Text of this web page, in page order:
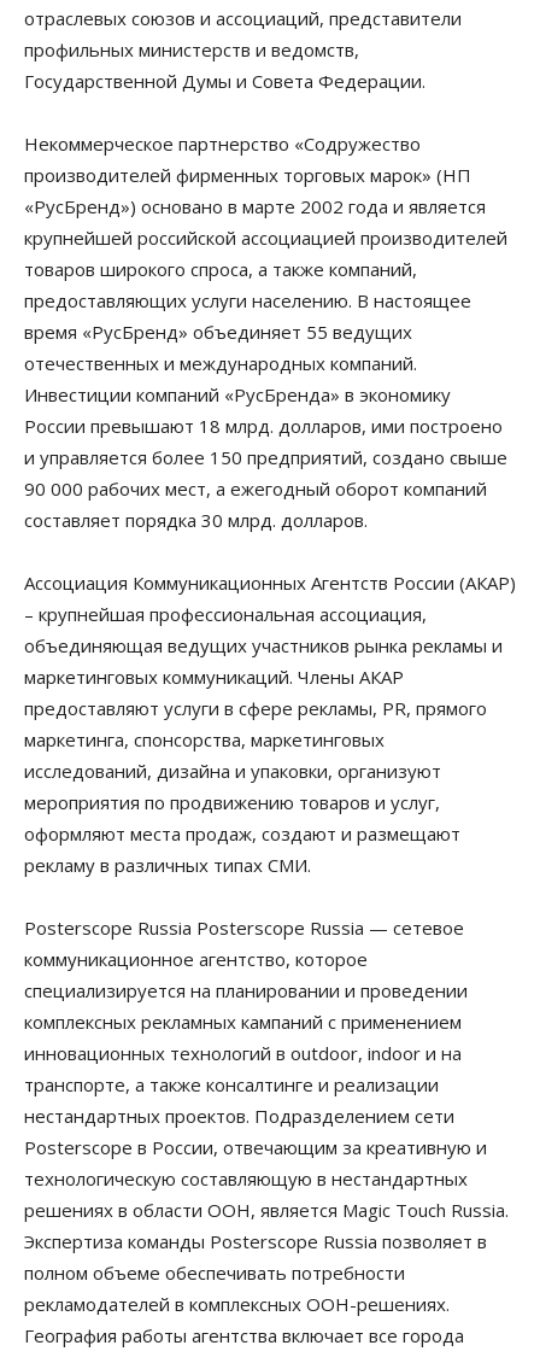
отраслевых союзов и ассоциаций, представители
профильных министерств и ведомств,
Государственной Думы и Совета Федерации.
Некоммерческое партнерство «Содружество
производителей фирменных торговых марок» (НП
«РусБренд») основано в марте 2002 года и является
крупнейшей российской ассоциацией производителей
товаров широкого спроса, а также компаний,
предоставляющих услуги населению. В настоящее
время «РусБренд» объединяет 55 ведущих
отечественных и международных компаний.
Инвестиции компаний «РусБренда» в экономику
России превышают 18 млрд. долларов, ими построено
и управляется более 150 предприятий, создано свыше
90 000 рабочих мест, а ежегодный оборот компаний
составляет порядка 30 млрд. долларов.
Ассоциация Коммуникационных Агентств России (АКАР)
– крупнейшая профессиональная ассоциация,
объединяющая ведущих участников рынка рекламы и
маркетинговых коммуникаций. Члены АКАР
предоставляют услуги в сфере рекламы, PR, прямого
маркетинга, спонсорства, маркетинговых
исследований, дизайна и упаковки, организуют
мероприятия по продвижению товаров и услуг,
оформляют места продаж, создают и размещают
рекламу в различных типах СМИ.
Posterscope Russia Posterscope Russia — сетевое
коммуникационное агентство, которое
специализируется на планировании и проведении
комплексных рекламных кампаний с применением
инновационных технологий в outdoor, indoor и на
транспорте, а также консалтинге и реализации
нестандартных проектов. Подразделением сети
Posterscope в России, отвечающим за креативную и
технологическую составляющую в нестандартных
решениях в области ООН, является Magic Touch Russia.
Экспертиза команды Posterscope Russia позволяет в
полном объеме обеспечивать потребности
рекламодателей в комплексных OOH-решениях.
География работы агентства включает все города